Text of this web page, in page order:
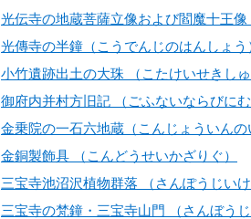
光伝寺の地蔵菩薩立像および閻魔十王
光傳寺の半鐘（こうでんじのはんしょう
小竹遺跡出土の大珠 （こたけいせきしゅ
御府内并村方旧記 （ごふないならびにむ
金乗院の一石六地蔵（こんじょういんの
金銅製飾具 （こんどうせいかざりぐ）
三宝寺池沼沢植物群落 （さんぽうじい
三宝寺の梵鐘・三宝寺山門 （さんぼう